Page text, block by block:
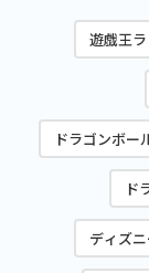
遊戯王
ドラゴンボー
ド
ディズ